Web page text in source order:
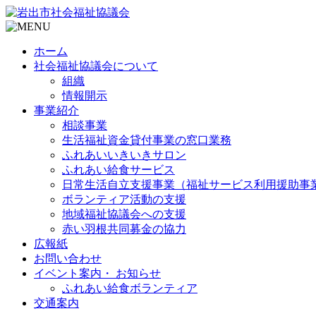
ホーム
社会福祉協議会について
組織
情報開示
事業紹介
相談事業
生活福祉資金貸付事業の窓口業務
ふれあいいきいきサロン
ふれあい給食サービス
日常生活自立支援事業（福祉サービス利用援助事
ボランティア活動の支援
地域福祉協議会への支援
赤い羽根共同募金の協力
広報紙
お問い合わせ
イベント案内・ お知らせ
ふれあい給食ボランティア
交通案内